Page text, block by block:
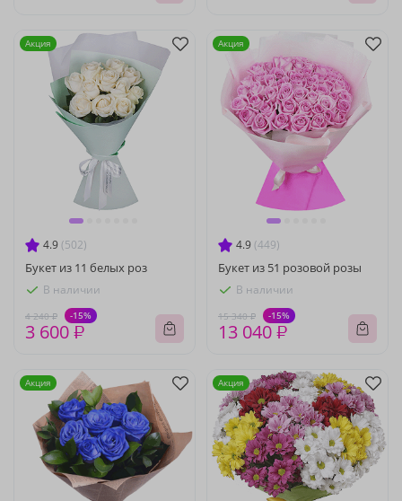
4.9 (502)
Букет из 11 белых роз
В наличии
4 240 ₽ -15%
3 600 ₽
Акция
4.9 (449)
Букет из 51 розовой розы
В наличии
15 340 ₽ -15%
13 040 ₽
Акция
Акция Акция